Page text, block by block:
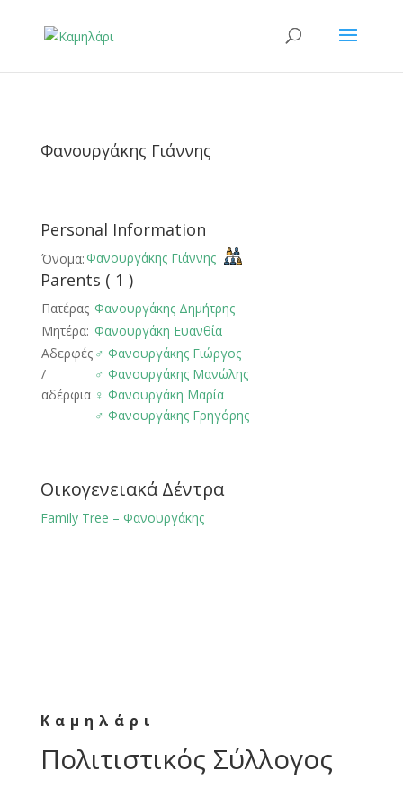
Φανουργάκης Γιάννης
Personal Information
Όνομα:Φανουργάκης Γιάννης
Parents ( 1 )
Πατέρας Φανουργάκης Δημήτρης
Μητέρα: Φανουργάκη Ευανθία
Αδερφές
/
αδέρφια
♂️ Φανουργάκης Γιώργος
♂️ Φανουργάκης Μανώλης
♀️ Φανουργάκη Μαρία
♂️ Φανουργάκης Γρηγόρης
Οικογενειακά Δέντρα
Family Tree – Φανουργάκης
Καμηλάρι
Πολιτιστικός Σύλλογος